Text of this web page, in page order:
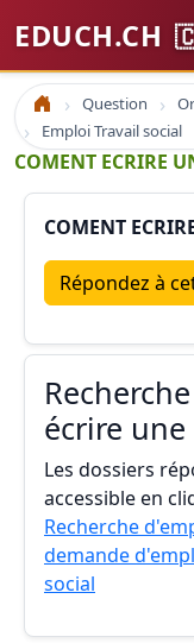
EDUCH.CH
Accueil Question
Emploi Travail social
COMENT ECRIRE
COMENT
Répondez à
écrire
Les dossiers
accessible en
Recherche
demande
social